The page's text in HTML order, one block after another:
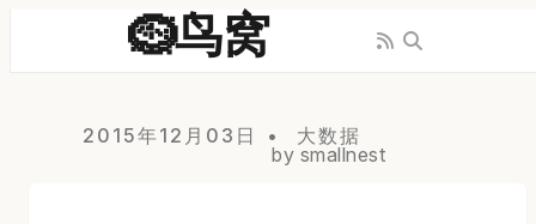
🪹鸟窝
2015年12月03日
大数据
by smallnest